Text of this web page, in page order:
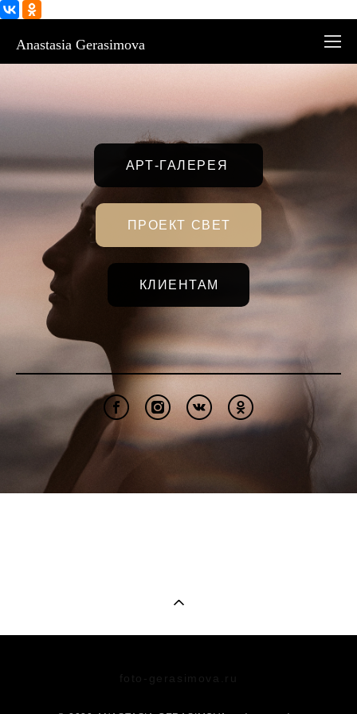
Anastasia Gerasimova
АРТ-ГАЛЕРЕЯ
ПРОЕКТ СВЕТ
КЛИЕНТАМ
foto-gerasimova.ru